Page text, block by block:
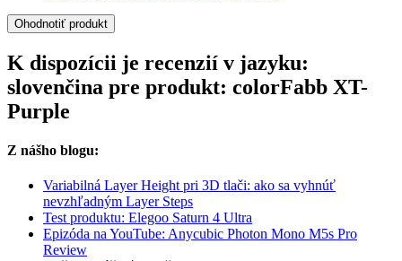
Ohodnotiť produkt
K dispozícii je recenzií v jazyku:
slovenčina pre produkt: colorFabb XT-
Purple
Z nášho blogu:
Variabilná Layer Height pri 3D tlači: ako sa vyhnúť
nevzhľadným Layer Steps
Test produktu: Elegoo Saturn 4 Ultra
Epizóda na YouTube: Anycubic Photon Mono M5s Pro
Review